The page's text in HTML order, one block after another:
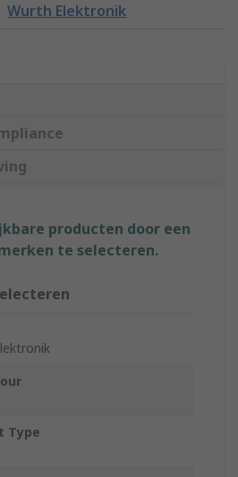
Wurth Elektronik
producten door een
te selecteren.
Type